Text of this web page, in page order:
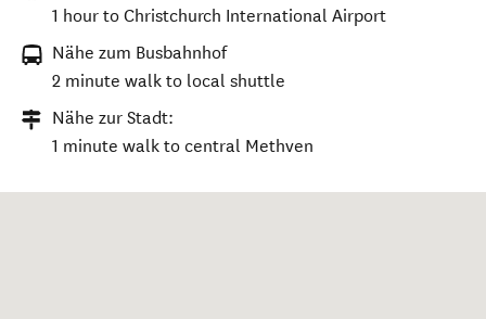
1 hour to Christchurch International Airport
Nähe zum Busbahnhof
2 minute walk to local shuttle
Nähe zur Stadt:
1 minute walk to central Methven